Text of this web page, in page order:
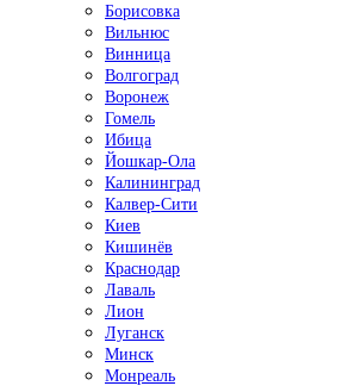
Борисовка
Вильнюс
Винница
Волгоград
Воронеж
Гомель
Ибица
Йошкар-Ола
Калининград
Калвер-Сити
Киев
Кишинёв
Краснодар
Лаваль
Лион
Луганск
Минск
Монреаль